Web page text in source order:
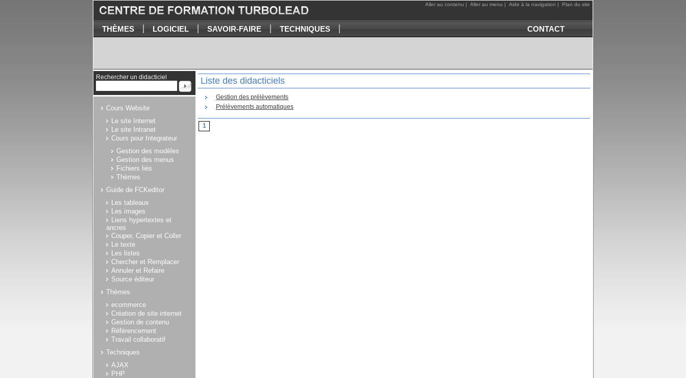
Aller au contenu | Aller au menu | Aide à la navigation | Plan du site
THÈMES LOGICIEL SAVOIR-FAIRE TECHNIQUES CONTACT
Rechercher un didacticiel
Cours Website
Le site Internet
Le site Intranet
Cours pour Integrateur
Gestion des modèles
Gestion des menus
Fichiers liés
Thèmes
Guide de FCKeditor
Les tableaux
Les images
Liens hypertextes et
ancres
Couper, Copier et Coller
Le texte
Les listes
Chercher et Remplacer
Annuler et Refaire
Source éditeur
Thèmes
ecommerce
Création de site internet
Gestion de contenu
Référencement
Travail collaboratif
Techniques
AJAX
PHP
Liste des didacticiels
Gestion des prélèvements
Prélèvements automatiques
1